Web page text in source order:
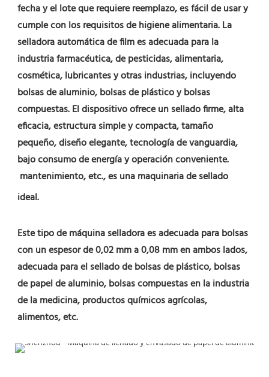
fecha y el lote que requiere reemplazo, es fácil de usar y
cumple con los requisitos de higiene alimentaria. La
selladora automática de film es adecuada para la
industria farmacéutica, de pesticidas, alimentaria,
cosmética, lubricantes y otras industrias, incluyendo
bolsas de aluminio, bolsas de plástico y bolsas
compuestas. El dispositivo ofrece un sellado firme, alta
eficacia, estructura simple y compacta, tamaño
pequeño, diseño elegante, tecnología de vanguardia,
bajo consumo de energía y operación conveniente.
ideal.
Este tipo de máquina selladora es adecuada para bolsas
con un espesor de 0,02 mm a 0,08 mm en ambos lados,
adecuada para el sellado de bolsas de plástico, bolsas
de papel de aluminio, bolsas compuestas en la industria
de la medicina, productos químicos agrícolas,
alimentos, etc.